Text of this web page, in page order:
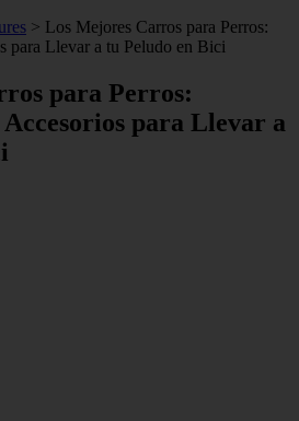
> Los Mejores Carros para Perros:
para Llevar a tu Peludo en Bici
para Perros:
para Llevar a